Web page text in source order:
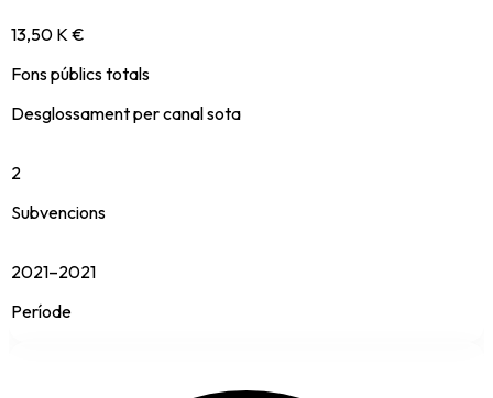
13,50 K €
Fons públics totals
Desglossament per canal sota
2
Subvencions
2021–2021
Període